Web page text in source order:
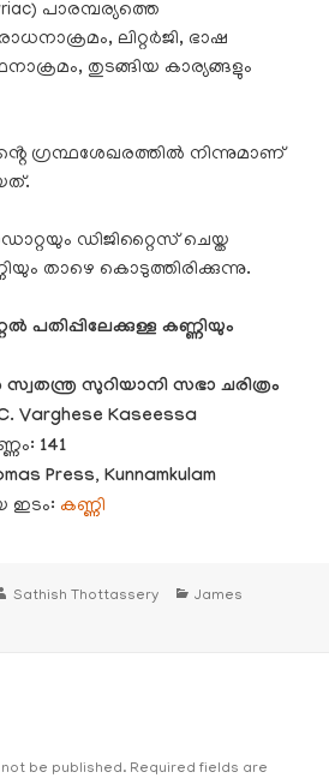
പാരമ്പര്യത്തെ
ലിറ്റർജി, ഭാഷ
തുടങ്ങിയ കാര്യങ്ങളും
ഗ്രന്ഥശേഖരത്തിൽ നിന്നുമാണ്
ഡിജിറ്റൈസ് ചെയ്ത
താഴെ കൊടുത്തിരിക്കുന്നു.
പതിപ്പിലേക്കുള്ള കണ്ണിയും
സുറിയാനി സഭാ ചരിത്രം
Varghese Kaseessa
141
Press, Kunnamkulam
ഇടം: കണ്ണി
Author
Sathish Thottassery Categories
James
be published. Required fields are